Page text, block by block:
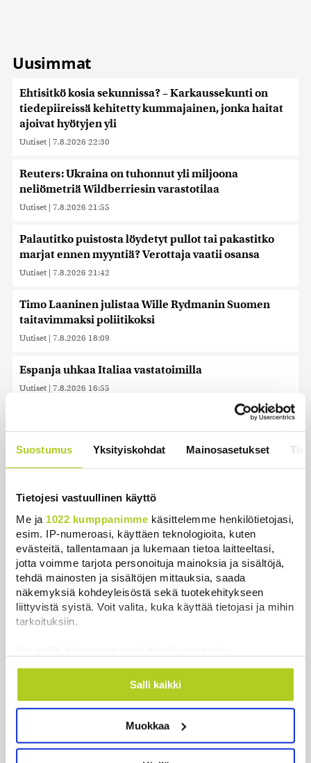
Suostumus Yksityiskohdat Mainosasetukset
Tietojesi vastuullinen käyttö
Me ja 1022 kumppanimme käsittelemme henkilötietojasi,
esim. IP-numeroasi, käyttäen teknologioita, kuten
evästeitä, tallentamaan ja lukemaan tietoa laitteeltasi,
jotta voimme tarjota personoituja mainoksia ja sisältöjä,
tehdä mainosten ja sisältöjen mittauksia, saada
näkemyksiä kohdeyleisöstä sekä tuotekehitykseen
liittyvistä syistä. Voit valita, kuka käyttää tietojasi ja mihin
tarkoituksiin.
Kerätä tietoja maantieteellisestä sijainnistasi,
mahdollisesti muutaman metrin tarkkuudella
ominaispiirteitä aktiivisesti (sormenjäljen
Lue lisää siitä, miten henkilötietojasi käsitellään ja miten
Salli kaikki
Muokkaa
Uusimmat
Ehtisitkö kosia sekunnissa? – Karkaussekunti on
tiedepiireissä kehitetty kummajainen, jonka haitat
ajoivat hyötyjen yli
Uutiset | 7.8.2026 22:30
Reuters: Ukraina on tuhonnut yli miljoona
neliömetriä Wildberriesin varastotilaa
Uutiset | 7.8.2026 21:55
Palautitko puistosta löydetyt pullot tai pakastitko
marjat ennen myyntiä? Verottaja vaatii osansa
Uutiset | 7.8.2026 21:42
Timo Laaninen julistaa Wille Rydmanin Suomen
taitavimmaksi poliitikoksi
Uutiset | 7.8.2026 18:09
Espanja uhkaa Italiaa vastatoimilla
Uutiset | 7.8.2026 16:55
Sianlihaa voi jälleen viedä Etelä-Koreaan ja Uuteen-
Seelantiin
Uutiset | 7.8.2026 16:44
poliisi vetoaa kansalaisten turvallisuuteen
Uutiset | 7.8.2026 15:51
Ruokavirasto muuttaa rajoituksia afrikkalaisen
sikaruton tartuntavyöhykkeellä
Uutiset | 7.8.2026 14:57
Somejättejä vaaditaan vastuuseen riippuvuuden
WSJ: Tiedustelutiedon mukaan Venäjä voisi testata
Naton kestävyyttä rajatulla aluehyökkäyksellä